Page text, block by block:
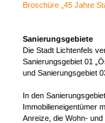
Broschüre „45 Jahre
Sanierungsgebiete
Die Stadt Lichtenfels
Sanierungsgebiet 01
und Sanierungsgebiet
In den
Immobilieneigentümer
Anreize, die Wohn-